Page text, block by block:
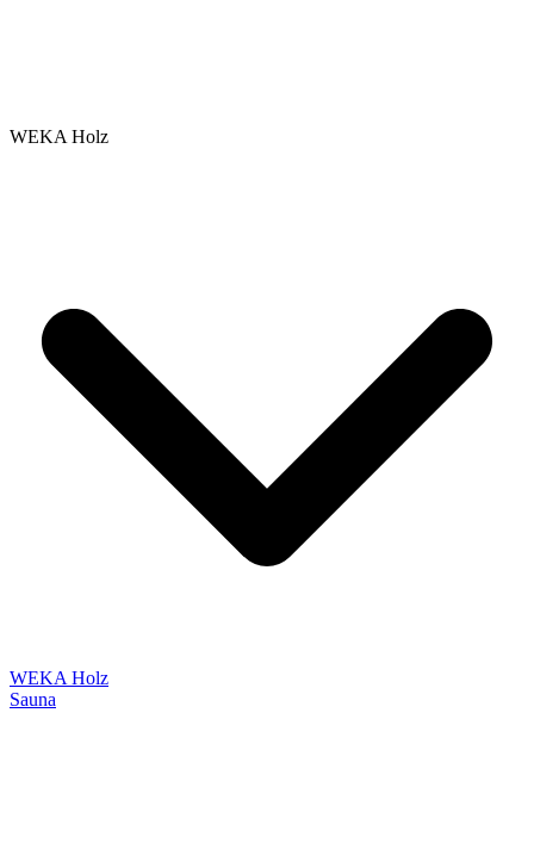
WEKA Holz
WEKA Holz
Sauna